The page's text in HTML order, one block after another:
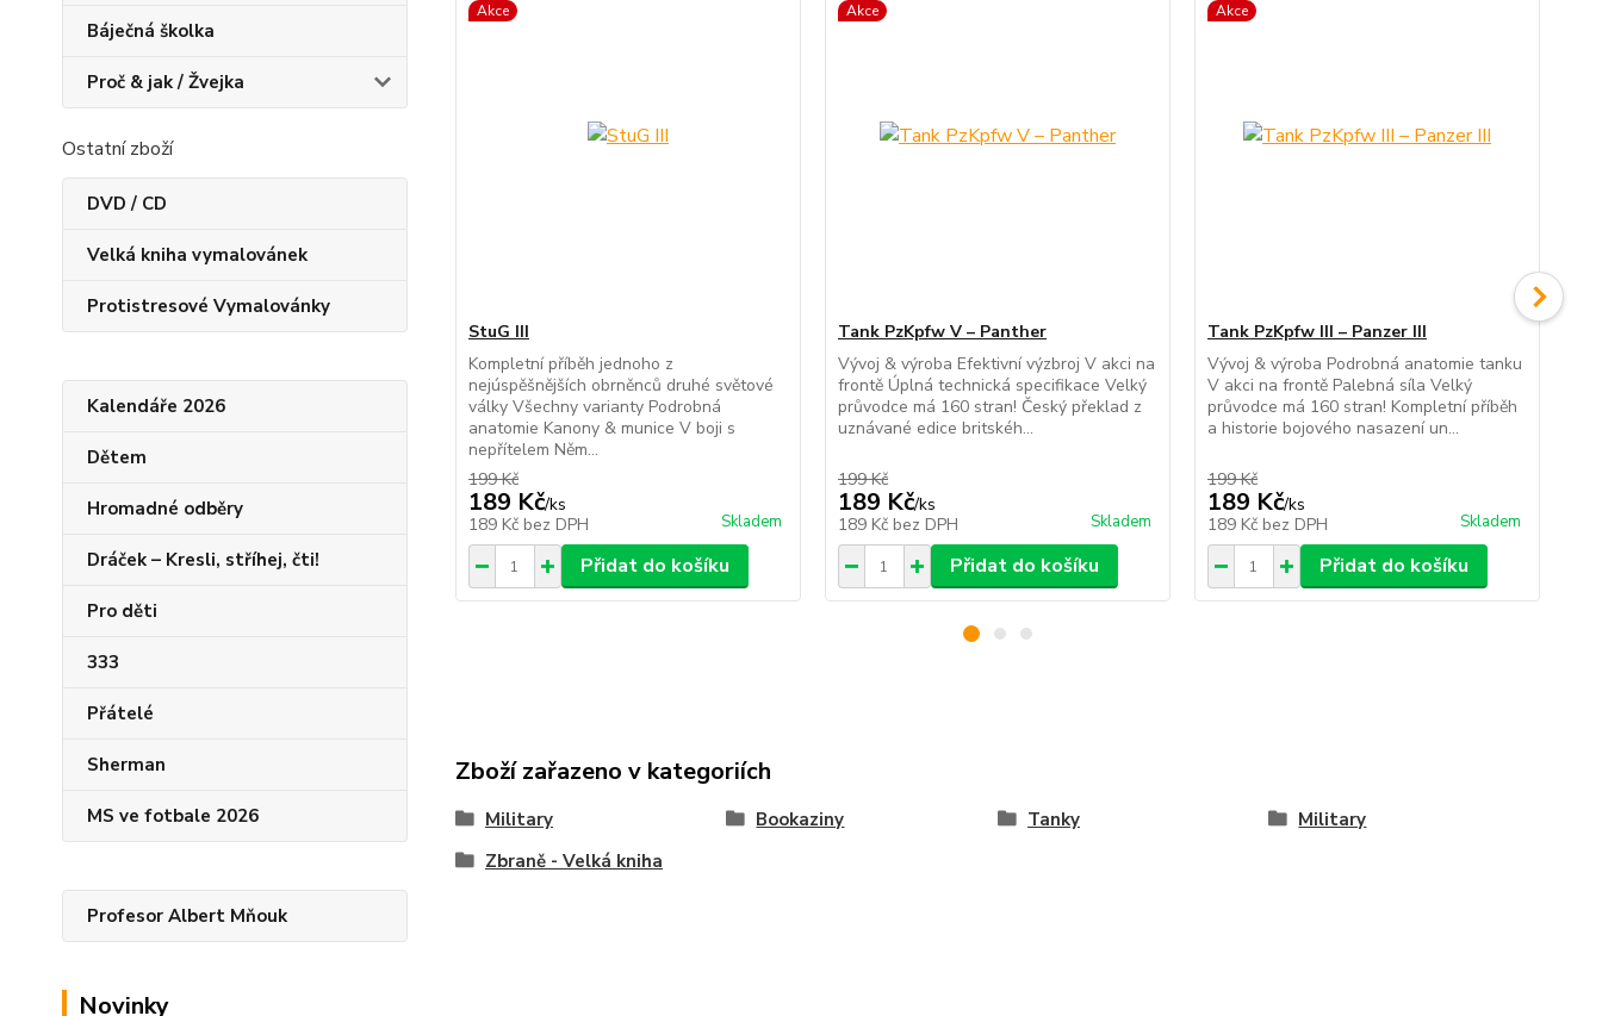
Báječná školka
Proč & jak / Žvejka
Ostatní zboží
DVD / CD
Velká kniha vymalovánek
Protistresové Vymalovánky
Kalendáře 2026
Dětem
Hromadné odběry
Dráček – Kresli, stříhej, čti!
Pro děti
333
Přátelé
Sherman
MS ve fotbale 2026
Profesor Albert Mňouk
Novinky
Akce
StuG III
Kompletní příběh jednoho z
nejúspěšnějších obrněnců druhé světové
války Všechny varianty Podrobná
anatomie Kanony & munice V boji s
nepřítelem Něm...
199 Kč
189 Kč/ks
189 Kč bez DPH Skladem
Přidat do košíku
Akce
Tank PzKpfw V – Panther
Vývoj & výroba Efektivní výzbroj V akci na
frontě Úplná technická specifikace Velký
průvodce má 160 stran! Český překlad z
uznávané edice britskéh...
199 Kč
189 Kč/ks
189 Kč bez DPH Skladem
Přidat do košíku
Akce
Tank PzKpfw III – Panzer III
Vývoj & výroba Podrobná anatomie tanku
V akci na frontě Palebná síla Velký
průvodce má 160 stran! Kompletní příběh
a historie bojového nasazení un...
199 Kč
189 Kč/ks
189 Kč bez DPH Skladem
Přidat do košíku
Zboží zařazeno v kategoriích
Military Bookaziny Tanky
Military
Zbraně - Velká kniha